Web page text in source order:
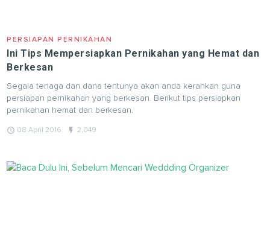
PERSIAPAN PERNIKAHAN
Ini Tips Mempersiapkan Pernikahan yang Hemat dan
Berkesan
Segala tenaga dan dana tentunya akan anda kerahkan guna
persiapan pernikahan yang berkesan. Berikut tips persiapkan
pernikahan hemat dan berkesan.
query_builder 08 April 2016 flash_on 2,049